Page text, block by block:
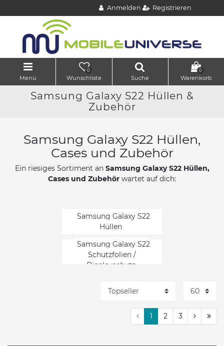
Anmelden Registrieren
Menü
0
Wunschliste Suche
0
Warenkorb
Samsung Galaxy S22 Hüllen &
Zubehör
Samsung Galaxy S22 Hüllen,
Cases und Zubehör
Ein riesiges Sortiment an Samsung Galaxy S22 Hüllen,
Cases und Zubehör wartet auf dich:
Samsung Galaxy S22
Hüllen
Samsung Galaxy S22
Schutzfolien /
Displayschutz
und Adapter
Samsung Galaxy S22
Stromversorgung
1 2 3